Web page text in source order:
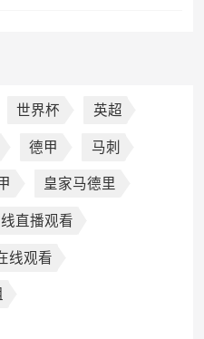
世界杯 英超
德甲 马刺
皇家马德里
直播观看
线观看